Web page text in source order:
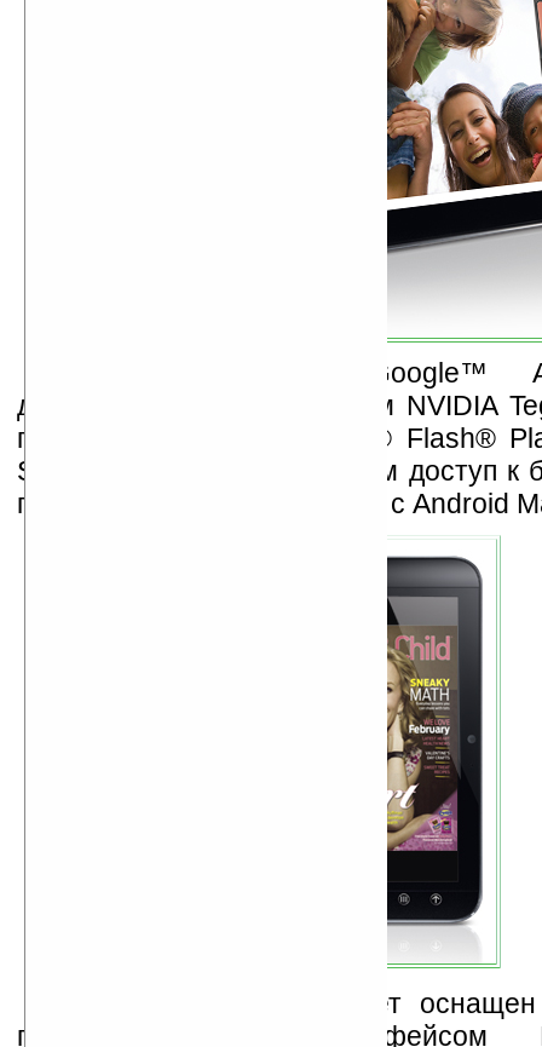
Оснащенный ОС Google™
двухъядерным процессором NVIDIA
полной поддержкой Adobe® Flash®
Streak 7 дает пользователям доступ к
приложений, игр и виджетов с Android
Планшет Streak 7 будет оснащен
пользовательским